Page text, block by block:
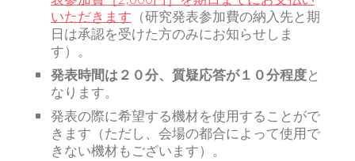
いただきます （研究発表参加費の納入先と期
日は承認を受けた方のみにお知らせしま
す）。
発表時間は２０分、質疑応答が１０分程度と
なります。
発表の際に希望する機材を使用することがで
きます（ただし、会場の都合によって使用で
きない機材もございます）。